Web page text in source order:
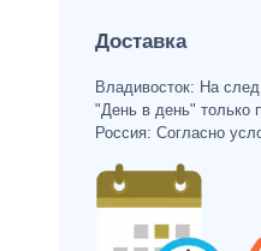
Доставка
Владивосток: На
"День в день" только
Россия: Согласно